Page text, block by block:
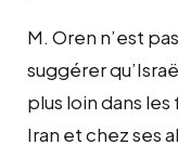
M. Oren n’est
suggérer
plus loin dans
Iran et chez ses